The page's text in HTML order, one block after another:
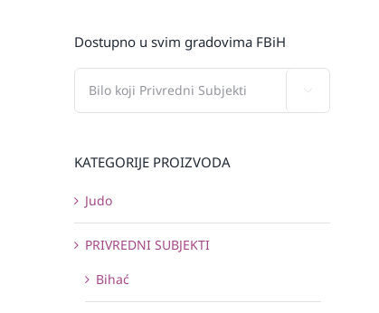
Dostupno u svim gradovima FBiH
KATEGORIJE PROIZVODA
Judo
PRIVREDNI SUBJEKTI
Bihać